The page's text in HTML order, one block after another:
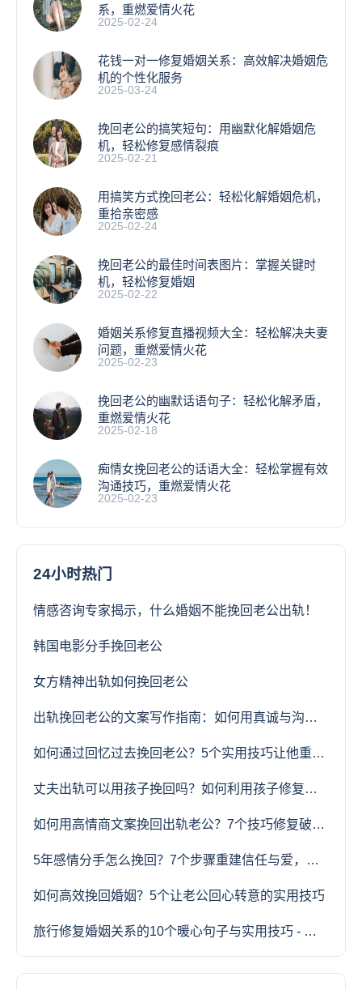
系，重燃爱情火花
2025-02-24
花钱一对一修复婚姻关系：高效解决婚姻危
机的个性化服务
2025-03-24
挽回老公的搞笑短句：用幽默化解婚姻危
机，轻松修复感情裂痕
2025-02-21
用搞笑方式挽回老公：轻松化解婚姻危机，
重拾亲密感
2025-02-24
挽回老公的最佳时间表图片：掌握关键时
机，轻松修复婚姻
2025-02-22
婚姻关系修复直播视频大全：轻松解决夫妻
问题，重燃爱情火花
2025-02-23
挽回老公的幽默话语句子：轻松化解矛盾，
重燃爱情火花
2025-02-18
痴情女挽回老公的话语大全：轻松掌握有效
沟通技巧，重燃爱情火花
2025-02-23
24小时热门
情感咨询专家揭示，什么婚姻不能挽回老公出轨！
韩国电影分手挽回老公
女方精神出轨如何挽回老公
出轨挽回老公的文案写作指南：如何用真诚与沟通重建婚姻
如何通过回忆过去挽回老公？5个实用技巧让他重燃爱火
丈夫出轨可以用孩子挽回吗？如何利用孩子修复婚姻关系
如何用高情商文案挽回出轨老公？7个技巧修复破碎婚姻
5年感情分手怎么挽回？7个步骤重建信任与爱，让TA重新爱上你
如何高效挽回婚姻？5个让老公回心转意的实用技巧
旅行修复婚姻关系的10个暖心句子与实用技巧 - 让爱情重获新生的旅程